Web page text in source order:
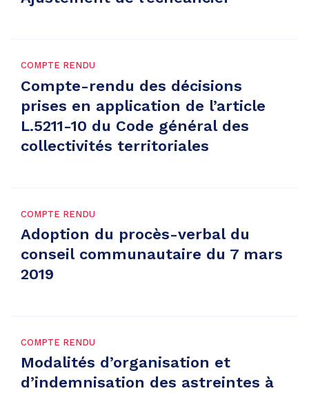
COMPTE RENDU
Compte-rendu des décisions
prises en application de l’article
L.5211-10 du Code général des
collectivités territoriales
COMPTE RENDU
Adoption du procès-verbal du
conseil communautaire du 7 mars
2019
COMPTE RENDU
Modalités d’organisation et
d’indemnisation des astreintes à